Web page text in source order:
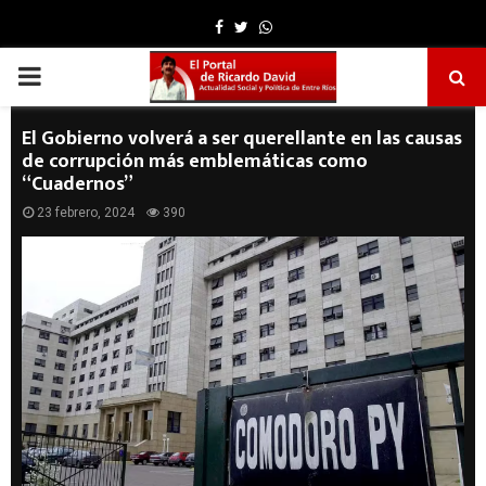
Facebook
TwitterWhatsapp
PRIMARY
MENU
El Gobierno volverá a ser querellante en las causas
de corrupción más emblemáticas como
“Cuadernos”
23 febrero, 2024 390